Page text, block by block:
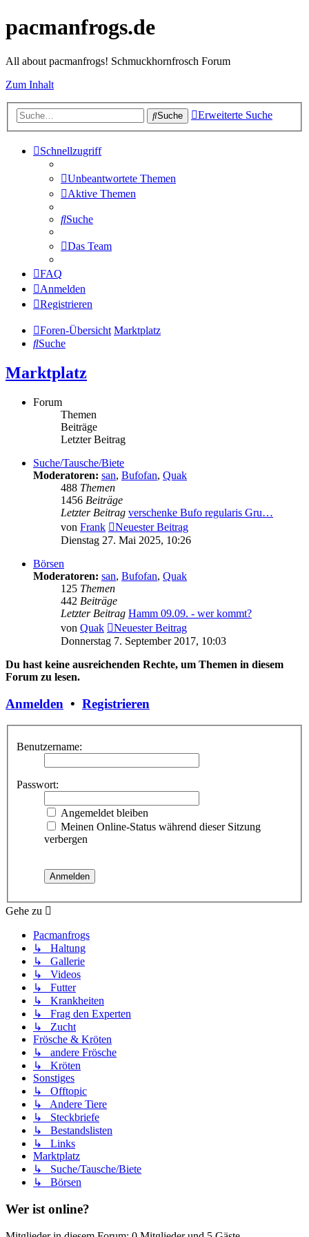
pacmanfrogs.de
All about pacmanfrogs! Schmuckhornfrosch Forum
Zum Inhalt
Suche Erweiterte Suche
Schnellzugriff
Unbeantwortete Themen
Aktive Themen
Suche
Das Team
FAQ
Anmelden
Registrieren
Foren-Übersicht Marktplatz
Suche
Marktplatz
Forum
Themen
Beiträge
Letzter Beitrag
Suche/Tausche/Biete
Moderatoren: san, Bufofan, Quak
488 Themen
1456 Beiträge
Letzter Beitrag verschenke Bufo regularis Gru…
von Frank
Neuester Beitrag
Dienstag 27. Mai 2025, 10:26
Börsen
Moderatoren: san, Bufofan, Quak
125 Themen
442 Beiträge
Letzter Beitrag Hamm 09.09. - wer kommt?
von Quak
Neuester Beitrag
Donnerstag 7. September 2017, 10:03
Du hast keine ausreichenden Rechte, um Themen in diesem
Forum zu lesen.
Anmelden • Registrieren
Benutzername:
Passwort:
Angemeldet bleiben
Meinen Online-Status während dieser Sitzung
verbergen
Gehe zu
Pacmanfrogs
↳ Haltung
↳ Gallerie
↳ Videos
↳ Futter
↳ Krankheiten
↳ Frag den Experten
↳ Zucht
Frösche & Kröten
↳ andere Frösche
↳ Kröten
Sonstiges
↳ Offtopic
↳ Andere Tiere
↳ Steckbriefe
↳ Bestandslisten
↳ Links
Marktplatz
↳ Suche/Tausche/Biete
↳ Börsen
Wer ist online?